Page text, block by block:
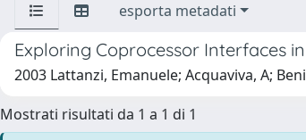
esporta metadati
Exploring Coprocessor Interfaces
2003 Lattanzi, Emanuele; Acquaviva, A;
Mostrati risultati da 1 a 1 di 1